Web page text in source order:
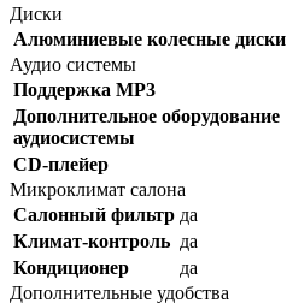
Диски
Алюминиевые колесные диски
Аудио системы
Поддержка MP3
Дополнительное оборудование
аудиосистемы
CD-плейер
Микроклимат салона
Салонный фильтр да
Климат-контроль да
Кондиционер
да
Дополнительные удобства